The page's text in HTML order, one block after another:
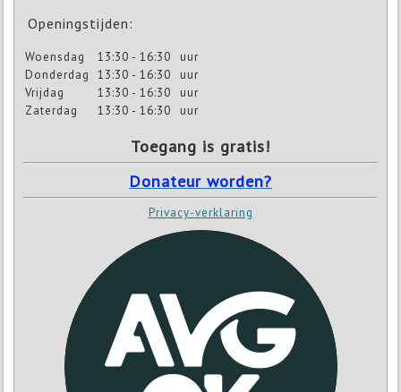
Openingstijden:
Woensdag 13:30 - 16:30
uur
Donderdag
13:30 - 16:30
uur
Vrijdag
13:30 - 16:30
uur
Zaterdag
13:30 - 16:30 uur
Toegang is gratis!
Donateur worden?
Privacy-verklaring